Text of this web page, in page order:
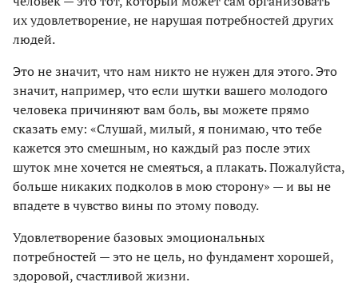
их удовлетворение, не нарушая потребностей других
людей.
Это не значит, что нам никто не нужен для этого. Это
значит, например, что если шутки вашего молодого
человека причиняют вам боль, вы можете прямо
сказать ему: «Слушай, милый, я понимаю, что тебе
кажется это смешным, но каждый раз после этих
шуток мне хочется не смеяться, а плакать. Пожалуйста,
больше никаких подколов в мою сторону» — и вы не
впадете в чувство вины по этому поводу.
Удовлетворение базовых эмоциональных
потребностей — это не цель, но фундамент хорошей,
здоровой, счастливой жизни.